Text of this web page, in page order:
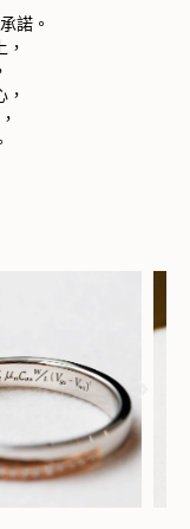
諾。
，
，